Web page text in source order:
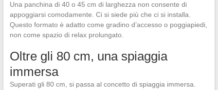
Una panchina di 40 o 45 cm di larghezza non consente di
appoggiarsi comodamente. Ci si siede più che ci si installa.
Questo formato è adatto come gradino d’accesso o poggiapiedi,
non come spazio di relax prolungato.
Oltre gli 80 cm, una spiaggia
immersa
Superati gli 80 cm, si passa al concetto di spiaggia immersa.